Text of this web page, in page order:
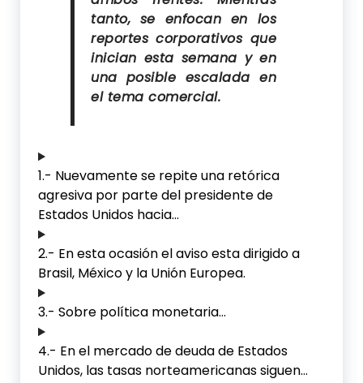
tanto, se enfocan en los
reportes corporativos que
inician esta semana y en
una posible escalada en
el tema comercial.
1.- Nuevamente se repite una retórica
agresiva por parte del presidente de
Estados Unidos hacia…
2.- En esta ocasión el aviso esta dirigido a
Brasil, México y la Unión Europea.
3.- Sobre política monetaria…
4.- En el mercado de deuda de Estados
Unidos, las tasas norteamericanas siguen…